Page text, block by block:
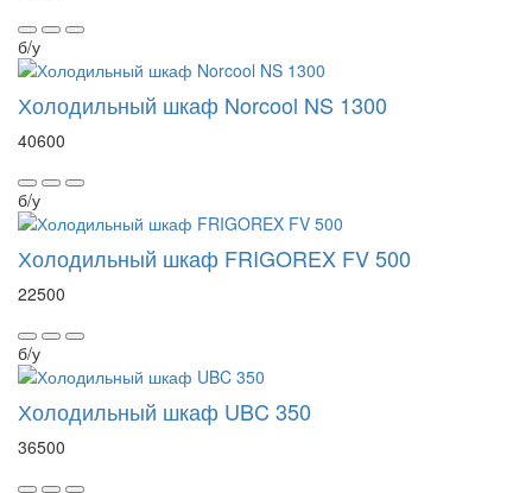
б/у
Холодильный шкаф Norcool NS 1300
40600
б/у
Холодильный шкаф FRIGOREX FV 500
22500
б/у
Холодильный шкаф UBC 350
36500